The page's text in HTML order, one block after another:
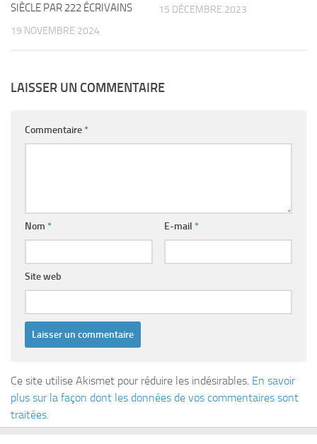
SIÈCLE PAR 222 ÉCRIVAINS
19 NOVEMBRE 2024
15 DÉCEMBRE 2023
LAISSER UN COMMENTAIRE
Commentaire*
Nom * E-mail *
Site web
Ce site utilise Akismet pour réduire les indésirables. En savoir
plus sur la façon dont les données de vos commentaires sont
traitées.